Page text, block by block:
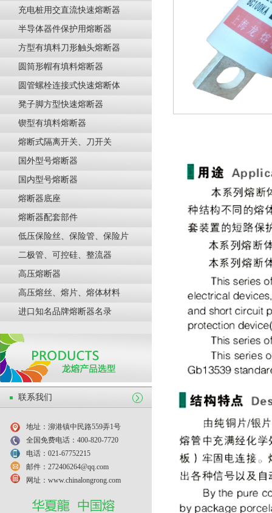
充电桩用交直流快速熔断器
半导体器件保护用熔断器
方型有填料刀形触头熔断器
圆筒形帽有填料熔断器
圆管螺栓连接式快速熔断体
凳子脚方型快速熔断器
锲型有填料熔断器
熔断式隔离开关、刀开关
国外型号熔断器
国内型号熔断器
熔断器底座
熔断器配套部件
低压保险丝、保险管、保险片
二极管、可控硅、整流器
高压熔断器
高压熔丝、熔片、熔体材料
进口知名品牌熔断器名录
联系我们
地址：泖港镇中民路559弄1号
全国免费电话：400-820-7720
电话：021-67752215
邮件：272406264@qq.com
网址：www.chinalongrong.com